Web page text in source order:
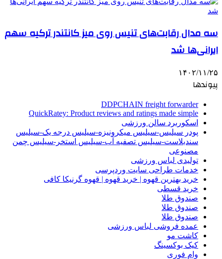
سه مدال رقابت‌های تنیس روی میز کانتندر ترکیه سهم
ایرانی‌ها شد
۱۴۰۲/۱۱/۲۵
پیوندها
DDPCHAIN freight forwarder
QuickRatey: Product reviews and ratings made simple
اسکوربرد سالن ورزشی
پودر سیلیس-سیلیس میکرونیزه-سیلیس درجه یک-سیلیس
سندبلاست-سیلیس تصفیه آب-سیلیس استخر-سیلیس چمن
مصنوعی
تولیدی لباس ورزشی
خدمات طراحی سایت وردپرسی
خرید بهترین قهوه | خرید قهوه | قهوه گرنیکا کافی
خرید قسطی
صندوق طلا
صندوق طلا
صندوق طلا
عمده فروشی لباس ورزشی
کاشت مو
کیک بوکسینگ
وام فوری